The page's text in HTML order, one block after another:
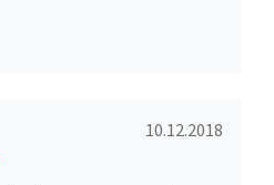
10.12.2018